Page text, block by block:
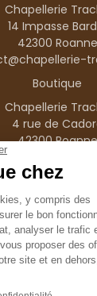
Chapellerie
14 Impasse
42300 Roanne
Boutique
Chapellerie
4 rue de
42300 Roanne